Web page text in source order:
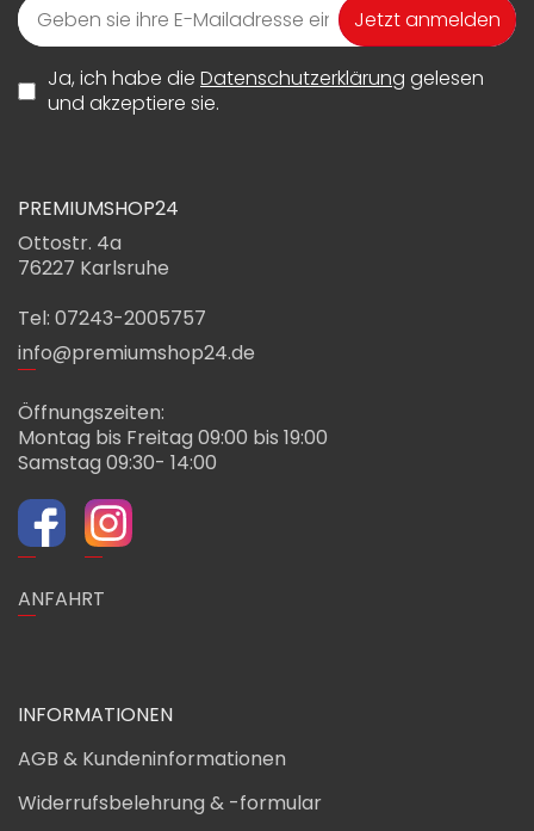
Jetzt anmelden
Ja, ich habe die Datenschutzerklärung gelesen
und akzeptiere sie.
PREMIUMSHOP24
Ottostr. 4a
76227 Karlsruhe
Tel: 07243-2005757
info@premiumshop24.de
Öffnungszeiten:
Montag bis Freitag 09:00 bis 19:00
Samstag 09:30- 14:00
ANFAHRT
INFORMATIONEN
AGB & Kundeninformationen
Widerrufsbelehrung & -formular